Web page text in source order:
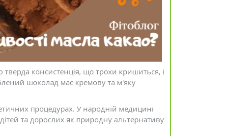
0
консистенція, що трохи кришиться, і
шоколад має кремову та м'яку
процедурах. У народній медицині
та дорослих як природну альтернативу